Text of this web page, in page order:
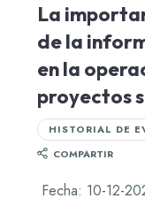
La
de la
en la
proyectos
HISTORIAL DE
COMPARTIR
Fecha: 10-12-